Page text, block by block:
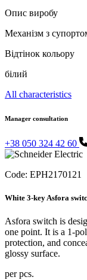
Опис виробу
Механізм з
Відтінок кольору
білий
All characteristics
Manager consultation
+38 050 324 42 60
Code: EPH2170121
White 3-key Asfora
Asfora switch is
one point. It is a 1-
protection, and
glossy surface.
per pcs.